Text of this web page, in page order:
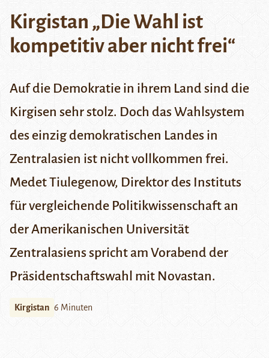
Kirgistan „Die Wahl ist
kompetitiv aber nicht frei“
Auf die Demokratie in ihrem Land sind die
Kirgisen sehr stolz. Doch das Wahlsystem
des einzig demokratischen Landes in
Zentralasien ist nicht vollkommen frei.
Medet Tiulegenow, Direktor des Instituts
für vergleichende Politikwissenschaft an
der Amerikanischen Universität
Zentralasiens spricht am Vorabend der
Präsidentschaftswahl mit Novastan.
Kirgistan 6 Minuten